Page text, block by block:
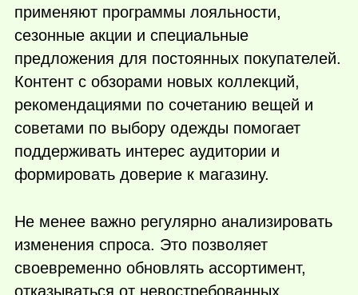
применяют программы лояльности,
сезонные акции и специальные
предложения для постоянных покупателей.
Контент с обзорами новых коллекций,
рекомендациями по сочетанию вещей и
советами по выбору одежды помогает
поддерживать интерес аудитории и
формировать доверие к магазину.
Не менее важно регулярно анализировать
изменения спроса. Это позволяет
своевременно обновлять ассортимент,
отказываться от невостребованных